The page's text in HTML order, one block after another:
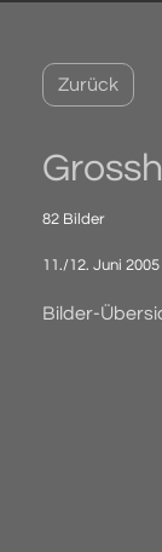
Zurück
82 Bilder
11./12. Juni 2005
Bilder-